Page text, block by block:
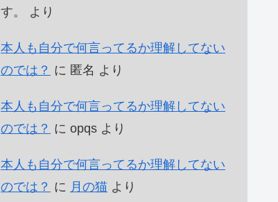
す。
より
本人も自分で何言ってるか理解してない
のでは？ に 匿名 より
本人も自分で何言ってるか理解してない
のでは？ に opqs より
本人も自分で何言ってるか理解してない
のでは？ に 月の猫 より